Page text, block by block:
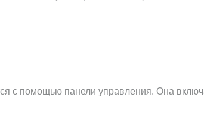
с помощью панели управления. Она